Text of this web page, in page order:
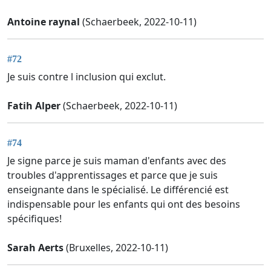
Antoine raynal (Schaerbeek, 2022-10-11)
#72
Je suis contre l inclusion qui exclut.
Fatih Alper(Schaerbeek, 2022-10-11)
#74
Je signe parce je suis maman d'enfants avec des
troubles d'apprentissages et parce que je suis
enseignante dans le spécialisé. Le différencié est
indispensable pour les enfants qui ont des besoins
spécifiques!
Sarah Aerts(Bruxelles, 2022-10-11)